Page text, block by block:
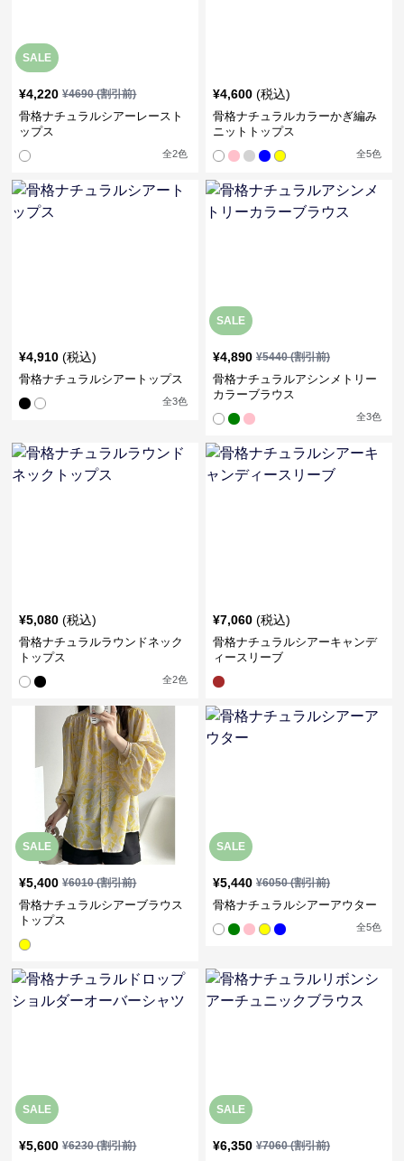
SALE
¥4,220 ¥4690(割引前)
骨格ナチュラルシアーレースト
ップス
全2色
¥4,600 (税込)
骨格ナチュラルカラーかぎ編み
ニットトップス
全5色
¥4,910 (税込)
骨格ナチュラルシアートップス
全3色
SALE
¥4,890 ¥5440(割引前)
骨格ナチュラルアシンメトリー
カラーブラウス
全3色
¥5,080 (税込)
骨格ナチュラルラウンドネック
トップス
全2色
¥7,060 (税込)
骨格ナチュラルシアーキャンデ
ィースリーブ
SALE
¥5,400 ¥6010(割引前)
骨格ナチュラルシアーブラウス
トップス
SALE
¥5,440 ¥6050(割引前)
骨格ナチュラルシアーアウター
全5色
SALE
¥5,600 ¥6230(割引前)
SALE
¥6,350 ¥7060(割引前)